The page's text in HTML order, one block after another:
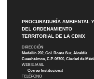
PROCURADURÍA AMBIENTAL Y
DEL ORDENAMIENTO
TERRITORIAL DE LA CDMX
DIRECCIÓN
Medellín 202, Col. Roma Sur, Alcaldía
Cuauhtémoc, C.P. 06700, Ciudad de
WEB E-MAIL
Correo Institucional
TELÉFONO